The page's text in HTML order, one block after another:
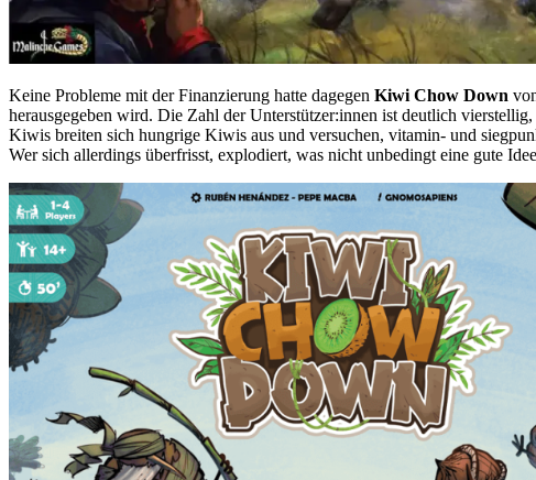
Keine Probleme mit der Finanzierung hatte dagegen Kiwi Chow Down
herausgegeben wird. Die Zahl der Unterstützer:innen ist deutlich
Kiwis breiten sich hungrige Kiwis aus und versuchen, vitamin- und
Wer sich allerdings überfrisst, explodiert, was nicht unbedingt eine gute